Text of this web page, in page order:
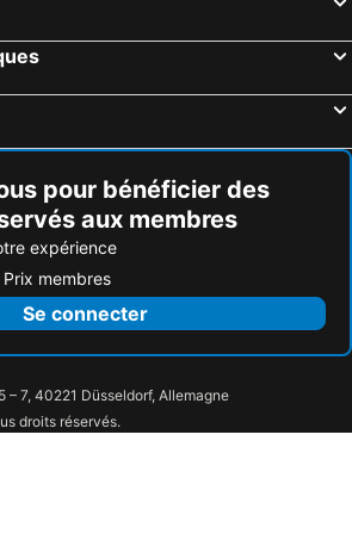
pour bénéficier des
aux membres
expérience
membres
Se connecter
– 7, 40221 Düsseldorf, Allemagne
droits réservés.